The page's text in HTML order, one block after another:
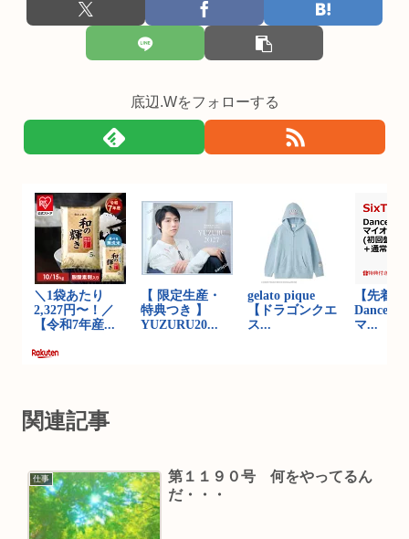
底辺.Wをフォローする
関連記事
仕事
第１１９０号 何をやってるん
だ・・・